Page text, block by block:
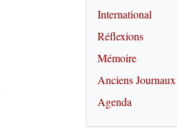
International
Réflexions
Mémoire
Anciens Journaux
Agenda